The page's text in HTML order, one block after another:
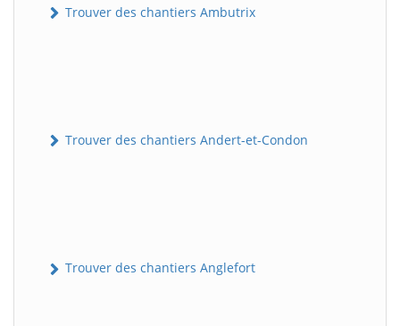
Trouver des chantiers Ambutrix
Trouver des chantiers Andert-et-Condon
Trouver des chantiers Anglefort